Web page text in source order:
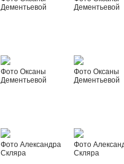
Дементьевой
Дементьевой
Фото Оксаны
Дементьевой
Фото Оксаны
Дементьевой
Фото Александра
Скляра
Фото
Скляра